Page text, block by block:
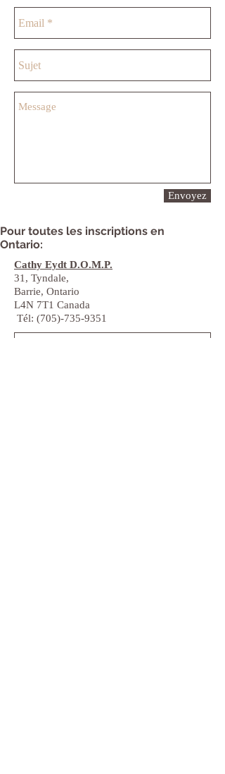
Envoyez
Pour toutes les inscriptions en
Ontario:
Cathy Eydt D.O.M.P.
31, Tyndale,
Barrie, Ontario
L4N 7T1 Canada
Tél: (705)-735-9351